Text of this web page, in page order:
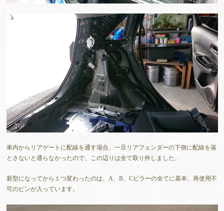
車内からリアゲートに配線を通す場合、一旦リアフェンダーの下側に配線を落
とさないと通らなかったので、この辺りは全て取り外しました。
新型になってから１つ変わったのは、A、B、Cピラーの全てに基本、再使用不
可のピンが入っています。